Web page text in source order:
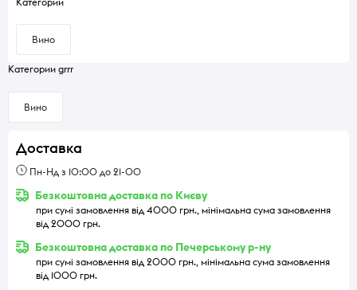
Вино
Категории grrr
Вино
Доставка
Пн-Нд з 10:00 до 21-00
Безкоштовна доставка по Києву
при сумі замовлення від 4000 грн., мінімальна сума замовлення
від 2000 грн.
Безкоштовна доставка по Печерському р-ну
при сумі замовлення від 2000 грн., мінімальна сума замовлення
від 1000 грн.